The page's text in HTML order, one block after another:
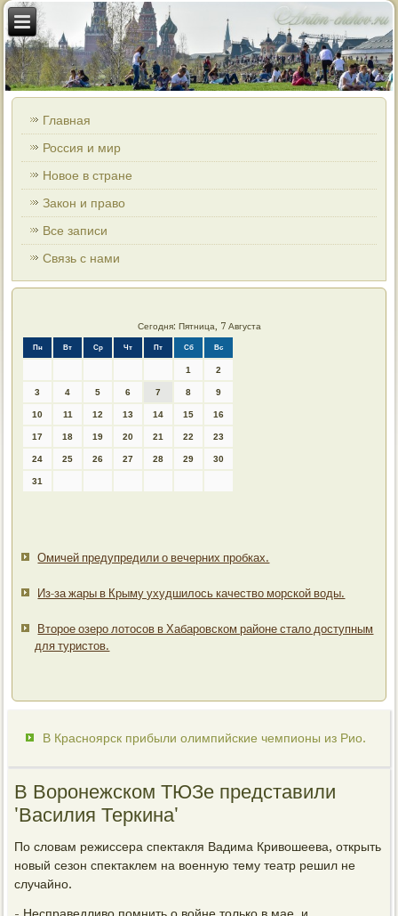
Главная
Россия и мир
Новое в стране
Закон и право
Все записи
Связь с нами
Сегодня: Пятница, 7 Августа
Пн Вт Ср Чт Пт Сб Вс
1 2
3 4 5 6 7 8 9
10 11 12 13 14 15 16
17 18 19 20 21 22 23
24 25 26 27 28 29 30
31
Омичей предупредили о вечерних пробках.
Из-за жары в Крыму ухудшилось качество морской воды.
Второе озеро лотосов в Хабаровском районе стало доступным
для туристов.
В Красноярск прибыли олимпийские чемпионы из Рио.
В Воронежском ТЮЗе представили
'Василия Теркина'
По словам режиссера спектакля Вадима Кривошеева, открыть
новый сезон спектаклем на военную тему театр решил не
случайно.